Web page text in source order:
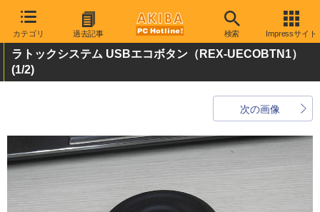
カテゴリ 過去記事 検索 Impressサイト
ラトックシステム USBエコボタン（REX-UECOBTN1）
(1/2)
次の画像